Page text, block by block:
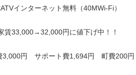
インターネット無料（40MWi-Fi）
賃33,000→32,000円に値下げ中！！
3,000円 サポート費1,694円 町費200円